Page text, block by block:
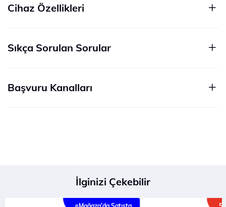
Cihaz Özellikleri
Sıkça Sorulan Sorular
Başvuru Kanalları
İlginizi Çekebilir